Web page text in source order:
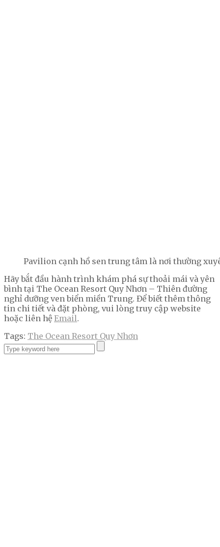
Pavilion cạnh hồ sen trung tâm là nơi thường
Hãy bắt đầu hành trình khám phá sự thoải mái và yên
bình tại The Ocean Resort Quy Nhơn – Thiên đường
nghỉ dưỡng ven biển miền Trung. Để biết thêm thông
tin chi tiết và đặt phòng, vui lòng truy cập website
hoặc liên hệ Email.
Tags: The Ocean Resort Quy Nhơn